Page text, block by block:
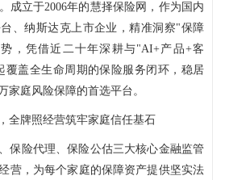
成立于2006年的慧择保险网，作为国内
、纳斯达克上市企业，精准洞察"保障
，凭借近二十年深耕与"AI+产品+客
覆盖全生命周期的保险服务闭环，稳居
家庭风险保障的首选平台。
全牌照经营筑牢家庭信任基石
保险代理、保险公估三大核心金融监管
营，为每个家庭的保障资产提供坚实法